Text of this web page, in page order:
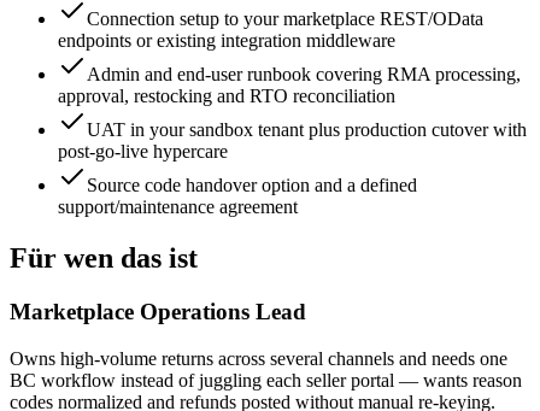
Connection setup to your marketplace REST/OData
endpoints or existing integration middleware
Admin and end-user runbook covering RMA processing,
approval, restocking and RTO reconciliation
UAT in your sandbox tenant plus production cutover with
post-go-live hypercare
Source code handover option and a defined
support/maintenance agreement
Für wen das ist
Marketplace Operations Lead
Owns high-volume returns across several channels and needs one
BC workflow instead of juggling each seller portal — wants reason
codes normalized and refunds posted without manual re-keying.